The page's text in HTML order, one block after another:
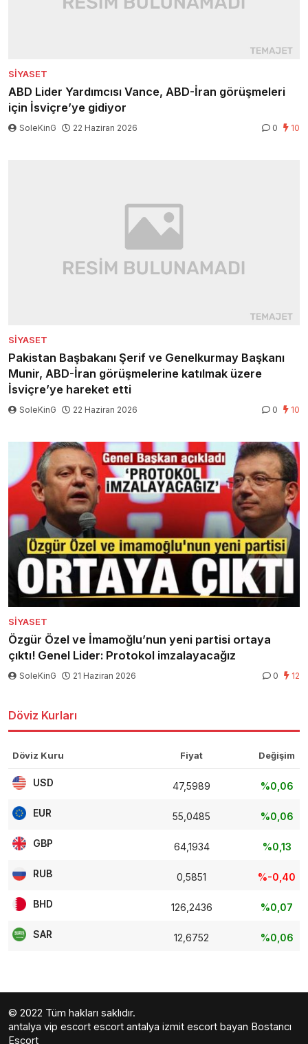
SIYASET
ABD Lider Yardımcısı Vance, ABD-İran görüşmeleri
için İsviçre’ye gidiyor
SoleKinG 22 Haziran 2026 0 10
SIYASET
Pakistan Başbakanı Şerif ve Genelkurmay Başkanı
Munir, ABD-İran görüşmelerine katılmak üzere
İsviçre’ye hareket etti
SoleKinG 22 Haziran 2026 0 10
SIYASET
Özgür Özel ve İmamoğlu’nun yeni partisi ortaya
çıktı! Genel Lider: Protokol imzalayacağız
SoleKinG 21 Haziran 2026 0 12
Döviz Kurları
Döviz Kuru Fiyat Değişim
USD 47,5989 %0,06
EUR 55,0485 %0,06
GBP 64,1934 %0,13
RUB 0,5851 %-0,40
BHD 126,2436 %0,07
SAR 12,6752 %0,06
© 2022 Tüm hakları saklıdır.
antalya vip escort escort antalya izmit escort bayan Bostancı
Escort